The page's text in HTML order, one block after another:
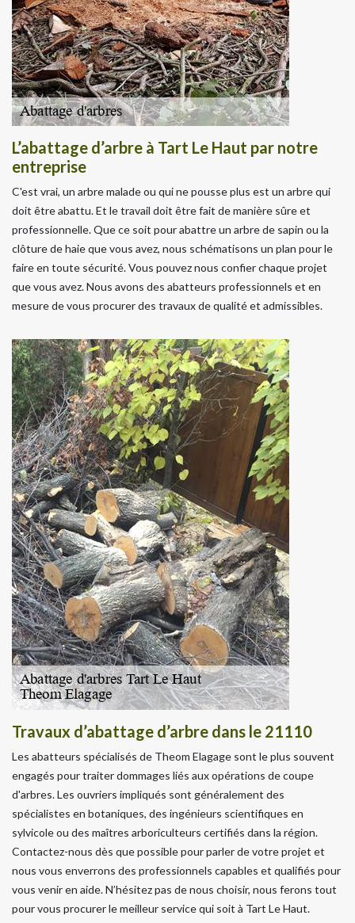
L’abattage d’arbre à Tart Le Haut par notre
entreprise
C'est vrai, un arbre malade ou qui ne pousse plus est un arbre qui
doit être abattu. Et le travail doit être fait de manière sûre et
professionnelle. Que ce soit pour abattre un arbre de sapin ou la
clôture de haie que vous avez, nous schématisons un plan pour le
faire en toute sécurité. Vous pouvez nous confier chaque projet
que vous avez. Nous avons des abatteurs professionnels et en
mesure de vous procurer des travaux de qualité et admissibles.
Travaux d’abattage d’arbre dans le 21110
Les abatteurs spécialisés de Theom Elagage sont le plus souvent
engagés pour traiter dommages liés aux opérations de coupe
d'arbres. Les ouvriers impliqués sont généralement des
spécialistes en botaniques, des ingénieurs scientifiques en
sylvicole ou des maîtres arboriculteurs certifiés dans la région.
Contactez-nous dès que possible pour parler de votre projet et
nous vous enverrons des professionnels capables et qualifiés pour
vous venir en aide. N’hésitez pas de nous choisir, nous ferons tout
pour vous procurer le meilleur service qui soit à Tart Le Haut.